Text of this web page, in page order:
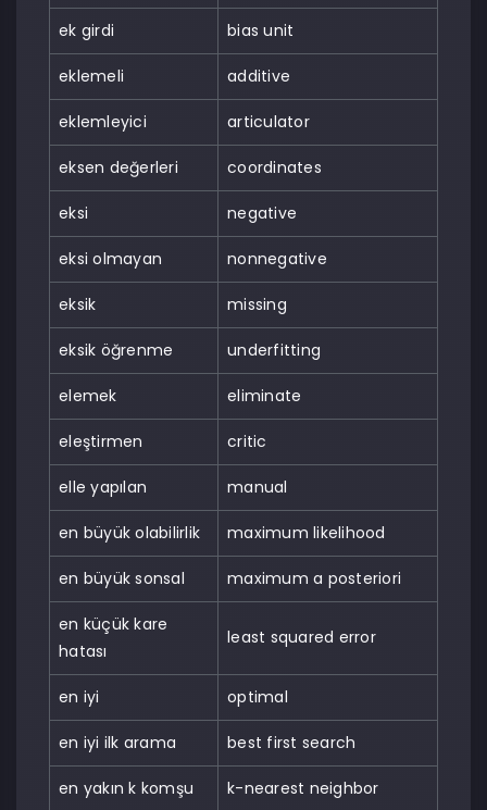
ek girdi bias unit
eklemeli additive
eklemleyici articulator
eksen değerleri coordinates
eksi negative
eksi olmayan nonnegative
eksik missing
eksik öğrenme underfitting
elemek eliminate
eleştirmen critic
elle yapılan manual
en büyük olabilirlik maximum likelihood
en büyük sonsal maximum a posteriori
en küçük kare
hatası
least squared error
en iyi optimal
en iyi ilk arama best first search
en yakın k komşu k-nearest neighbor